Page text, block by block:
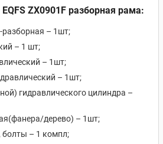
ZX0901F разборная рама:
разборная – 1шт;
– 1 шт;
– 1шт;
– 1шт;
гидравлического цилиндра –
дерево) – 1шт;
болты – 1 компл;